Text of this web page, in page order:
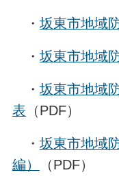
・ 坂東市地域
・ 坂東市地域
・ 坂東市地域
表 （PDF）
・ 坂東市地域
編）
（PDF）